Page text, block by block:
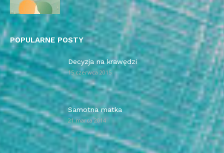
POPULARNE POSTY
Decyzja na krawędzi
15 czerwca 2015
Samotna matka
21 marca 2014